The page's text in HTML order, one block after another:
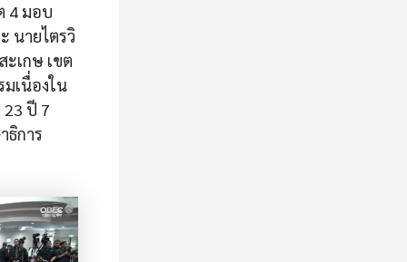
4 มอบ
นายไตรวิ
เกษ เขต
เนื่องใน
ปี 7
ธิการ